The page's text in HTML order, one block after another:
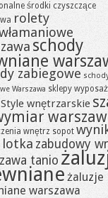
środki czyszczące
rolety
schody
zabiegowe
Warszawa sklepy
Style wnętrzarskie
wnętrz sopot
zabudowy
tanio
żaluzje
warszawa